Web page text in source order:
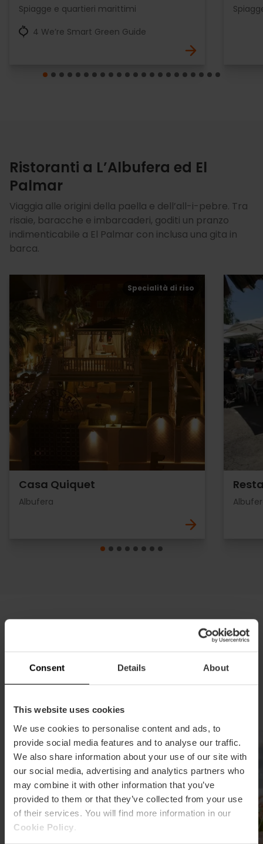
Consent Details About
This website uses cookies
We use cookies to personalise content and ads, to
provide social media features and to analyse our traffic.
We also share information about your use of our site with
our social media, advertising and analytics partners who
may combine it with other information that you’ve
provided to them or that they’ve collected from your use
of their services. You will find more information in our
Cookie Policy
Spiagge e quartieri marittimi
4 We’re Smart Green Guide
Ristoranti a L’Albufera ed El
Palmar
Viaggia alle origini della paella e dell’all-i-pebre. Tra
risaie, baracche e imbarcaderi, goditi un pranzo
indimenticabile a El Palmar con inclusa una gita in
barca.
Casa Quiquet
Albufera
Specialità di riso
Mangia tra barracas e campi di chufa. Gusta
autentica.
Mediterranea